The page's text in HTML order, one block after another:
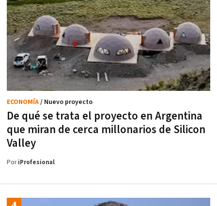
De qué se trata el proyecto en Argentina
que miran de cerca millonarios de Silicon
Valley
ECONOMÍA/ Nuevo proyecto
PoriProfesional